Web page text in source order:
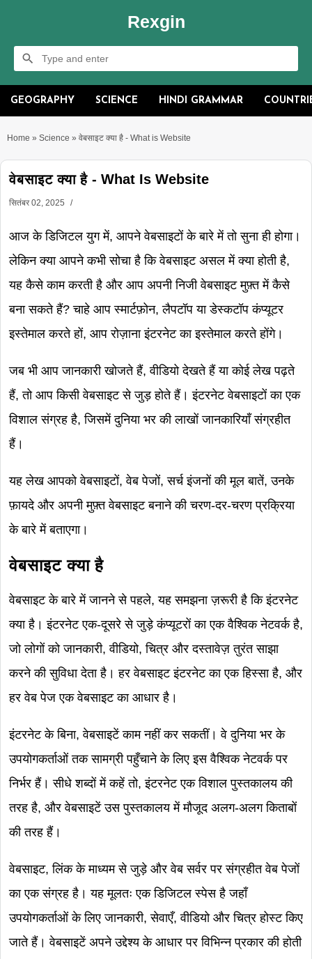
Rexgin
GEOGRAPHY SCIENCE HINDI GRAMMAR
Home » Science » वेबसाइट क्या है - What is Website
वेबसाइट क्या है - What Is Website
सितंबर 02, 2025
आज के डिजिटल युग में, आपने वेबसाइटों के बारे में तो सुना ही होगा।
लेकिन क्या आपने कभी सोचा है कि वेबसाइट असल में क्या होती है,
यह कैसे काम करती है और आप अपनी निजी वेबसाइट मुफ़्त में कैसे
बना सकते हैं? चाहे आप स्मार्टफ़ोन, लैपटॉप या डेस्कटॉप कंप्यूटर
इस्तेमाल करते हों, आप रोज़ाना इंटरनेट का इस्तेमाल करते होंगे।
जब भी आप जानकारी खोजते हैं, वीडियो देखते हैं या कोई लेख पढ़ते
हैं, तो आप किसी वेबसाइट से जुड़ होते हैं। इंटरनेट वेबसाइटों का एक
विशाल संग्रह है, जिसमें दुनिया भर की लाखों जानकारियाँ संग्रहीत
हैं।
यह लेख आपको वेबसाइटों, वेब पेजों, सर्च इंजनों की मूल बातें, उनके
फ़ायदे और अपनी मुफ़्त वेबसाइट बनाने की चरण-दर-चरण प्रक्रिया
के बारे में बताएगा।
वेबसाइट क्या है
वेबसाइट के बारे में जानने से पहले, यह समझना ज़रूरी है कि इंटरनेट
क्या है। इंटरनेट एक-दूसरे से जुड़े कंप्यूटरों का एक वैश्विक नेटवर्क है,
जो लोगों को जानकारी, वीडियो, चित्र और दस्तावेज़ तुरंत साझा
करने की सुविधा देता है। हर वेबसाइट इंटरनेट का एक हिस्सा है, और
हर वेब पेज एक वेबसाइट का आधार है।
इंटरनेट के बिना, वेबसाइटें काम नहीं कर सकतीं। वे दुनिया भर के
उपयोगकर्ताओं तक सामग्री पहुँचाने के लिए इस वैश्विक नेटवर्क पर
निर्भर हैं। सीधे शब्दों में कहें तो, इंटरनेट एक विशाल पुस्तकालय की
तरह है, और वेबसाइटें उस पुस्तकालय में मौजूद अलग-अलग किताबों
की तरह हैं।
वेबसाइट, लिंक के माध्यम से जुड़े और वेब सर्वर पर संग्रहीत वेब पेजों
का एक संग्रह है। यह मूलतः एक डिजिटल स्पेस है जहाँ
उपयोगकर्ताओं के लिए जानकारी, सेवाएँ, वीडियो और चित्र होस्ट किए
जाते हैं। वेबसाइटें अपने उद्देश्य के आधार पर विभिन्न प्रकार की होती